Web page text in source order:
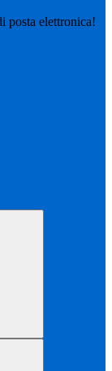
posta elettronica!